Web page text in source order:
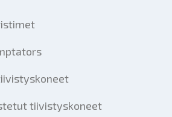
tiivistyskoneet